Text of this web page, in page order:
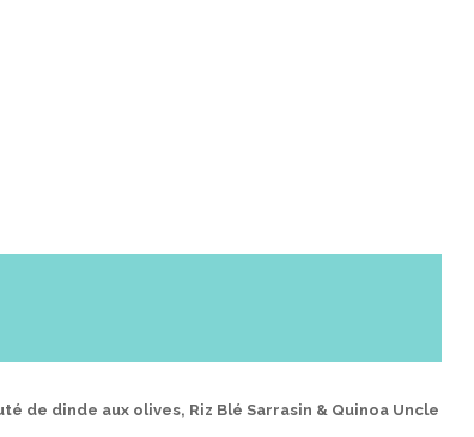
de dinde aux olives, Riz Blé Sarrasin & Quinoa Uncle